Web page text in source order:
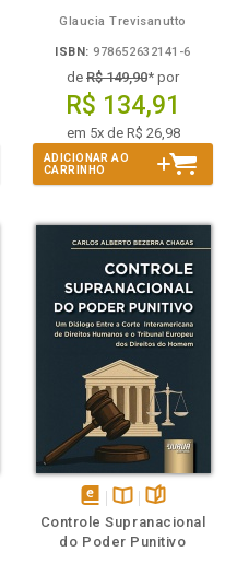
Glaucia Trevisanutto
ISBN: 978652632141-6
de R$ 149,90* por
R$ 134,91
em 5x de R$ 26,98
ADICIONAR AO
CARRINHO
disponível
em
Disponível
na
páginas
Controle Supranacional
do Poder Punitivo
Também